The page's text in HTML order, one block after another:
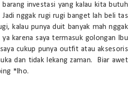
barang investasi yang kalau kita butuh
nggak rugi rugi banget lah beli tas
kalau punya duit banyak mah nggak
ya karena saya termasuk golongan Ibu
cukup punya outfit atau aksesoris
dan tidak lekang zaman. Biar awet
*lho.